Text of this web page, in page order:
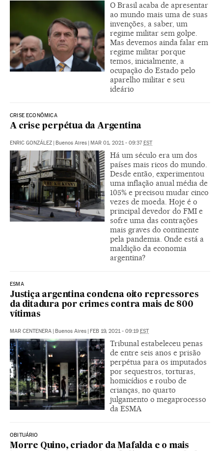
O Brasil acaba de apresentar
ao mundo mais uma de suas
invenções, a saber, um
regime militar sem golpe.
Mas devemos ainda falar em
regime militar porque
temos, inicialmente, a
ocupação do Estado pelo
aparelho militar e seu
ideário
CRISE ECONÔMICA
A crise perpétua da Argentina
ENRIC GONZÁLEZ Buenos Aires MAR 01, 2021 - 09:37 EST
Há um século era um dos
países mais ricos do mundo.
Desde então, experimentou
uma inflação anual média de
105% e precisou mudar cinco
vezes de moeda. Hoje é o
principal devedor do FMI e
sofre uma das contrações
mais graves do continente
pela pandemia. Onde está a
maldição da economia
argentina?
ESMA
Justiça argentina condena oito repressores
da ditadura por crimes contra mais de 800
vítimas
MAR CENTENERA Buenos Aires FEB 19, 2021 - 09:19 EST
Tribunal estabeleceu penas
de entre seis anos e prisão
perpétua para os imputados
por sequestros, torturas,
homicídios e roubo de
crianças, no quarto
julgamento o megaprocesso
da ESMA
OBITUÁRIO
Morre Quino, criador da Mafalda e o mais